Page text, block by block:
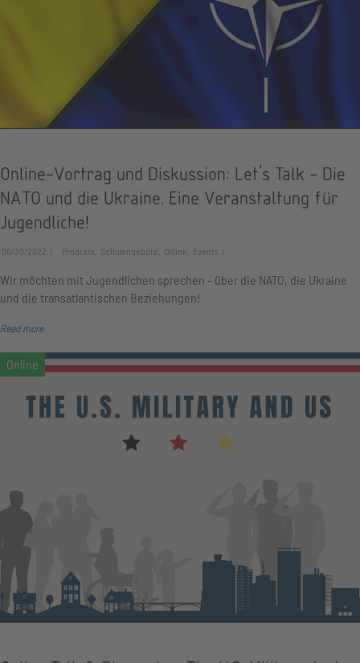
Online-Vortrag und Diskussion: Let's Talk - Die
NATO und die Ukraine. Eine Veranstaltung für
Jugendliche!
05/30/2022 Program, Schulangebote, Online, Events
Wir möchten mit Jugendlichen sprechen - über die NATO, die Ukraine
und die transatlantischen Beziehungen!
Read more